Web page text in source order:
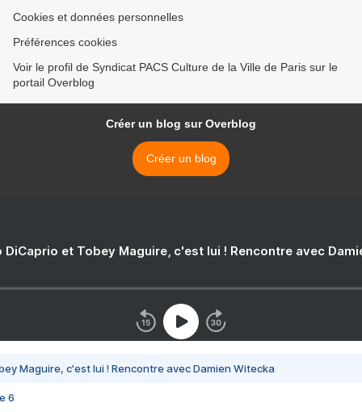
Cookies et données personnelles
Préférences cookies
Voir le profil de Syndicat PACS Culture de la Ville de Paris sur le
portail Overblog
Créer un blog sur Overblog
Créer un blog
DiCaprio et Tobey Maguire, c'est lui ! Rencontre avec
Maguire, c'est lui ! Rencontre avec Damien Witecka
6